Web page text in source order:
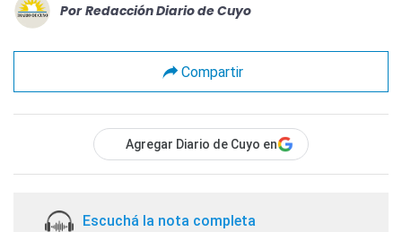
Por Redacción Diario de Cuyo
Compartir
Agregar Diario de Cuyo en
Escuchá la nota completa